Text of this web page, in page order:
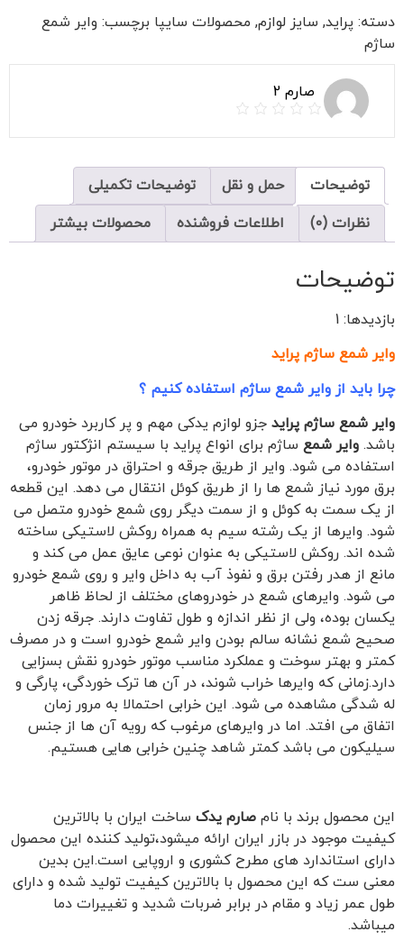
دسته: پراید, سایز لوازم, محصولات سایپا برچسب: وایر شمع
ساژم
صارم 2
توضیحات حمل و نقل
توضیحات تکمیلی
نظرات (0)
اطلاعات فروشنده محصولات بیشتر
توضیحات
بازدیدها: 1
وایر شمع ساژم پراید
چرا باید از وایر شمع ساژم استفاده کنیم ؟
وایر شمع ساژم پراید جزو لوازم یدکی مهم و پر کاربرد خودرو می
باشد. وایر شمع ساژم برای انواع پراید با سیستم انژکتور ساژم
استفاده می شود. وایر از طریق جرقه و احتراق در موتور خودرو،
برق مورد نیاز شمع ها را از طریق کوئل انتقال می دهد. این قطعه
از یک سمت به کوئل و از سمت دیگر روی شمع خودرو متصل می
شود. وایرها از یک رشته سیم به همراه روکش لاستیکی ساخته
شده اند. روکش لاستیکی به عنوان نوعی عایق عمل می کند و
مانع از هدر رفتن برق و نفوذ آب به داخل وایر و روی شمع خودرو
می شود. وایرهای شمع در خودروهای مختلف از لحاظ ظاهر
یکسان بوده، ولی از نظر اندازه و طول تفاوت دارند. جرقه زدن
صحیح شمع نشانه سالم بودن وایر شمع خودرو است و در مصرف
کمتر و بهتر سوخت و عملکرد مناسب موتور خودرو نقش بسزایی
دارد.زمانی که وایرها خراب شوند، در آن ها ترک خوردگی، پارگی و
له شدگی مشاهده می شود. این خرابی احتمالا به مرور زمان
اتفاق می افتد. اما در وایرهای مرغوب که رویه آن ها از جنس
سیلیکون می باشد کمتر شاهد چنین خرابی هایی هستیم.
این محصول برند با نام صارم یدک ساخت ایران با بالاترین
کیفیت موجود در بازر ایران ارائه میشود،تولید کننده این محصول
دارای استاندارد های مطرح کشوری و اروپایی است.این بدین
معنی ست که این محصول با بالاترین کیفیت تولید شده و دارای
طول عمر زیاد و مقام در برابر ضربات شدید و تغییرات دما
میباشد.